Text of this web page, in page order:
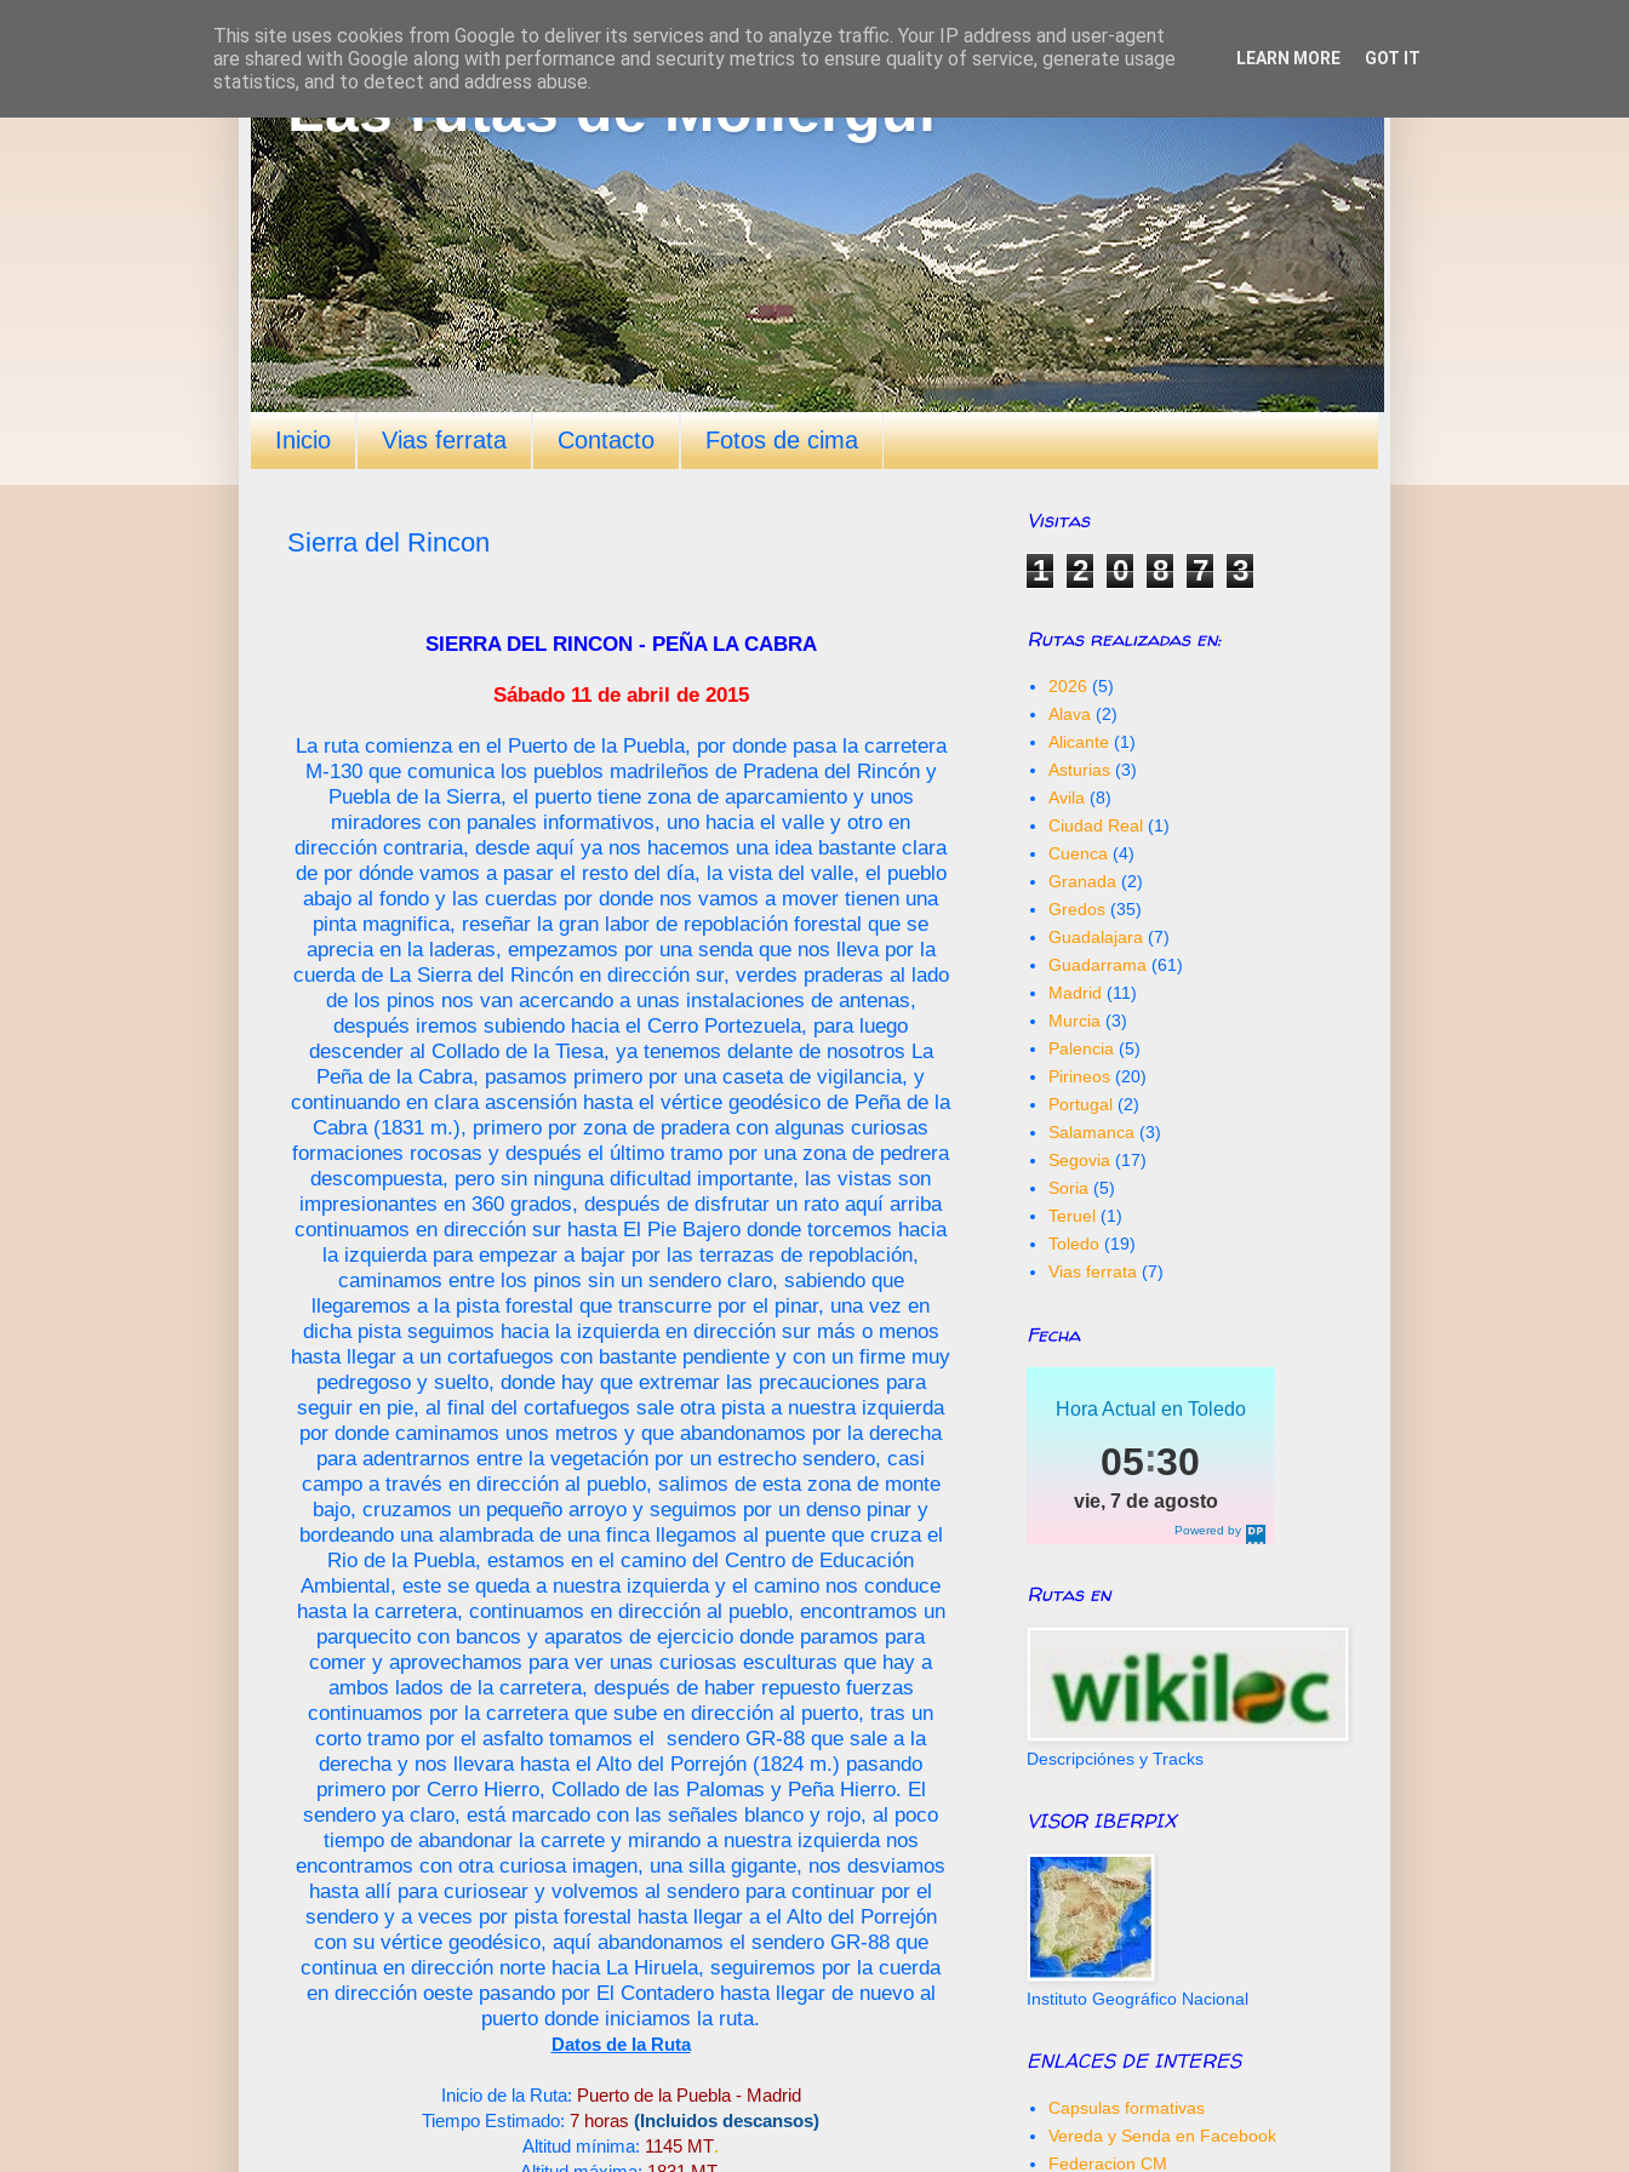
Las rutas de Mollergui
Inicio Vias ferrata Contacto Fotos de cima
Sierra del Rincon
SIERRA DEL RINCON - PEÑA LA CABRA
Sábado11 de abril de 2015
La ruta comienza en el Puerto de la Puebla, por donde pasa la carretera
M-130 que comunica los pueblos madrileños de Pradena del Rincón y
Puebla de la Sierra, el puerto tiene zona de aparcamiento y unos
miradores con panales informativos, uno hacia el valle y otro en
dirección contraria, desde aquí ya nos hacemos una idea bastante clara
de por dónde vamos a pasar el resto del día, la vista del valle, el pueblo
abajo al fondo y las cuerdas por donde nos vamos a mover tienen una
pinta magnifica, reseñar la gran labor de repoblación forestal que se
aprecia en la laderas, empezamos por una senda que nos lleva por la
cuerda de La Sierra del Rincón en dirección sur, verdes praderas al lado
de los pinos nos van acercando a unas instalaciones de antenas,
después iremos subiendo hacia el Cerro Portezuela, para luego
descender al Collado de la Tiesa, ya tenemos delante de nosotros La
Peña de la Cabra, pasamos primero por una caseta de vigilancia, y
continuando en clara ascensión hasta el vértice geodésico de Peña de la
Cabra (1831 m.), primero por zona de pradera con algunas curiosas
formaciones rocosas y después el último tramo por una zona de pedrera
descompuesta, pero sin ninguna dificultad importante, las vistas son
impresionantes en 360 grados, después de disfrutar un rato aquí arriba
continuamos en dirección sur hasta El Pie Bajero donde torcemos hacia
la izquierda para empezar a bajar por las terrazas de repoblación,
caminamos entre los pinos sin un sendero claro, sabiendo que
llegaremos a la pista forestal que transcurre por el pinar, una vez en
dicha pista seguimos hacia la izquierda en dirección sur más o menos
hasta llegar a un cortafuegos con bastante pendiente y con un firme muy
pedregoso y suelto, donde hay que extremar las precauciones para
seguir en pie, al final del cortafuegos sale otra pista a nuestra izquierda
por donde caminamos unos metros y que abandonamos por la derecha
para adentrarnos entre la vegetación por un estrecho sendero, casi
campo a través en dirección al pueblo, salimos de esta zona de monte
bajo, cruzamos un pequeño arroyo y seguimos por un denso pinar y
bordeando una alambrada de una finca llegamos al puente que cruza el
Rio de la Puebla, estamos en el camino del Centro de Educación
Ambiental, este se queda a nuestra izquierda y el camino nos conduce
hasta la carretera, continuamos en dirección al pueblo, encontramos un
parquecito con bancos y aparatos de ejercicio donde paramos para
comer y aprovechamos para ver unas curiosas esculturas que hay a
ambos lados de la carretera, después de haber repuesto fuerzas
continuamos por la carretera que sube en dirección al puerto, tras un
corto tramo por el asfalto tomamos el sendero GR-88 que sale a la
derecha y nos llevara hasta el Alto del Porrejón (1824 m.) pasando
primero por Cerro Hierro, Collado de las Palomas y Peña Hierro. El
sendero ya claro, está marcado con las señales blanco y rojo, al poco
tiempo de abandonar la carrete y mirando a nuestra izquierda nos
encontramos con otra curiosa imagen, una silla gigante, nos desviamos
hasta allí para curiosear y volvemos al sendero para continuar por el
sendero y a veces por pista forestal hasta llegar a el Alto del Porrejón
con su vértice geodésico, aquí abandonamos el sendero GR-88 que
continua en dirección norte hacia La Hiruela, seguiremos por la cuerda
en dirección oeste pasando por El Contadero hasta llegar de nuevo al
puerto donde iniciamos la ruta.
Datos de la Ruta
Inicio de la Ruta: Puerto de la Puebla - Madrid
Tiempo Estimado: 7 horas (Incluidos descansos)
Altitud mínima: 1145 MT.
Visitas
1 2 0 8 7 3
Rutas realizadas en:
2026 (5)
Alava (2)
Alicante (1)
Asturias (3)
Avila (8)
Ciudad Real (1)
Cuenca (4)
Granada (2)
Gredos (35)
Guadalajara (7)
Guadarrama (61)
Madrid (11)
Murcia (3)
Palencia (5)
Pirineos (20)
Portugal (2)
Salamanca (3)
Segovia (17)
Soria (5)
Teruel (1)
Toledo (19)
Vias ferrata (7)
Fecha
Powered by
Hora Actual en Toledo
05 30
vie, 7 de agosto
Rutas en
Descripciónes y Tracks
VISOR IBERPIX
Instituto Geográfico Nacional
ENLACES DE INTERES
Capsulas formativas
Vereda y Senda en Facebook
Federacion CM
This site uses cookies from Google to deliver its services and to analyze traffic. Your IP address and user-agent
are shared with Google along with performance and security metrics to ensure quality of service, generate usage
statistics, and to detect and address abuse.
LEARN MORE GOT IT